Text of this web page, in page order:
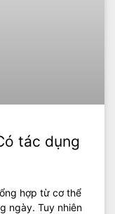
tác dụng
hợp từ cơ thể
ngày. Tuy nhiên